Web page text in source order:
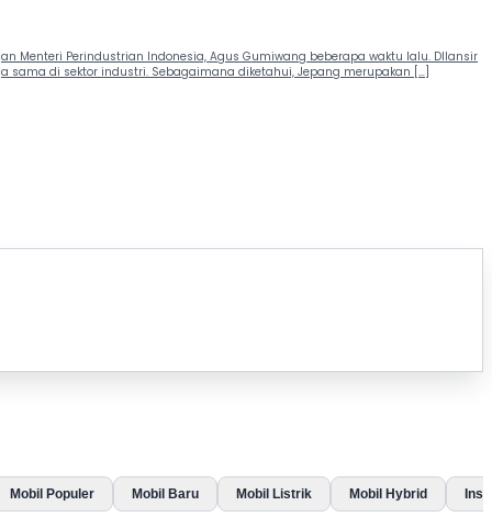
Menteri Perindustrian Indonesia, Agus Gumiwang beberapa waktu lalu. DIlansir
di sektor industri. Sebagaimana diketahui, Jepang merupakan […]
Mobil Populer Mobil Baru Mobil Listrik Mobil Hybrid